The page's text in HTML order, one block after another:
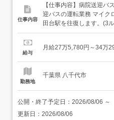
仕事内容
【仕事内容】病院送迎バ
迎バスの運転業務 マイク
田台駅を往復します。(3
車両の清掃、ガソリン補
勝田台病院にて勤務して
給与
月給27万5,780円～34万
勤務地
千葉県 八千代市
公開・終了予定日： 2026/08/06 ～
更新日： 2026/08/06